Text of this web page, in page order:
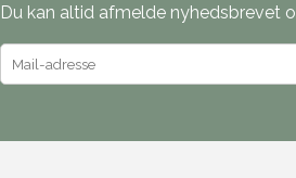
Du kan altid afmelde nyhedsbrevet